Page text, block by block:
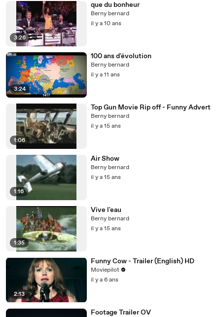
3:26
que du bonheur
Berny bernard
il y a 10 ans
3:24
100 ans d'évolution
Berny bernard
il y a 11 ans
1:06
Top Gun Movie Rip off - Funny Advert
Berny bernard
il y a 15 ans
1:16
Air Show
Berny bernard
il y a 15 ans
1:35
Vive l'eau
Berny bernard
il y a 15 ans
2:13
Funny Cow - Trailer (English) HD
Moviepilot
il y a 6 ans
Footage Trailer OV